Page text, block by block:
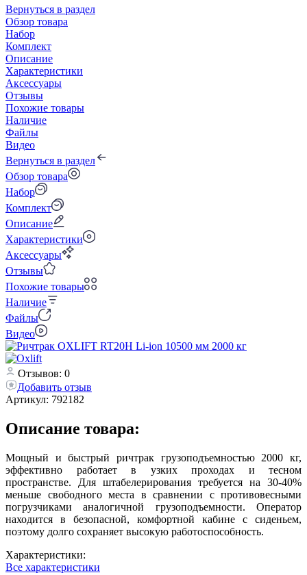
Вернуться в раздел
Обзор товара
Набор
Комплект
Описание
Характеристики
Аксессуары
Отзывы
Похожие товары
Наличие
Файлы
Видео
Вернуться в раздел
Обзор товара
Набор
Комплект
Описание
Характеристики
Аксессуары
Отзывы
Похожие товары
Наличие
Файлы
Видео
Отзывов: 0
Добавить отзыв
Артикул: 792182
Описание товара:
Мощный и быстрый ричтрак грузоподъемностью 2000 кг,
эффективно работает в узких проходах и тесном
пространстве. Для штабелерирования требуется на 30-40%
меньше свободного места в сравнении с противовесными
погрузчиками аналогичной грузоподъемности. Оператор
находится в безопасной, комфортной кабине с сиденьем,
поэтому долго сохраняет высокую работоспособность.
Характеристики:
Все характеристики